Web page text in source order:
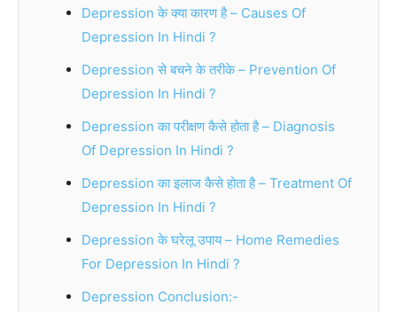
Depression के क्या कारण है – Causes Of
Depression In Hindi ?
Depression से बचने के तरीके – Prevention Of
Depression In Hindi ?
Depression का परीक्षण कैसे होता है – Diagnosis
Of Depression In Hindi ?
Depression का इलाज कैसे होता है – Treatment Of
Depression In Hindi ?
Depression के घरेलू उपाय – Home Remedies
For Depression In Hindi ?
Depression Conclusion:-